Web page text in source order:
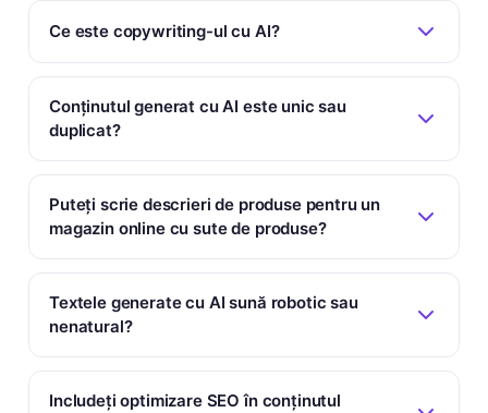
Ce este copywriting-ul cu AI?
Conținutul generat cu AI este unic sau
duplicat?
Puteți scrie descrieri de produse pentru un
magazin online cu sute de produse?
Textele generate cu AI sună robotic sau
nenatural?
Includeți optimizare SEO în conținutul